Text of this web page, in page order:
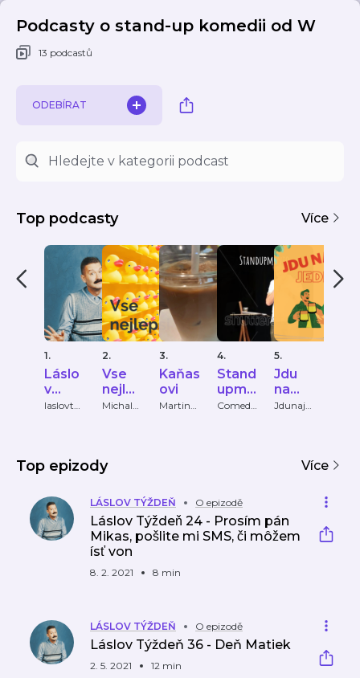
Podcasty o stand-up komedii od W
13 podcastů
ODEBÍRAT
Top podcasty Více
1.
Láslo
v
Týžd
laslovtyz
2.
Vse
nejlep
si
Michal
3.
Kaňas
ovi
Martin
4.
Stand
upme
nto -
Comedi
5.
Jdu
na
jedno
Jdunaje
Top epizody Více
LÁSLOV TÝŽDEŇ O epizodě
Láslov Týždeň 24 - Prosím pán
Mikas, pošlite mi SMS, či môžem
ísť von
8. 2. 2021 8 min
LÁSLOV TÝŽDEŇ O epizodě
Láslov Týždeň 36 - Deň Matiek
2. 5. 2021 12 min